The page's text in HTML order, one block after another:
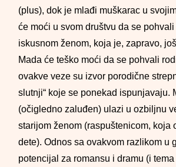
(plus), dok je mlađi muškarac u
će moći u svom društvu da se
iskusnom ženom, koja je, zapravo,
Mada će teško moći da se pohvali
ovakve veze su izvor porodične
slutnji“ koje se ponekad ispunjavaju.
(očigledno zaluđen) ulazi u ozbiljnu
starijom ženom (raspuštenicom, koja
dete). Odnos sa ovakvom razlikom u
potencijal za romansu i dramu (i